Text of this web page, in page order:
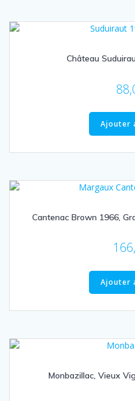
Château
Ajouter
Cantenac Brown 1966,
Ajouter
Monbazillac, Vieux